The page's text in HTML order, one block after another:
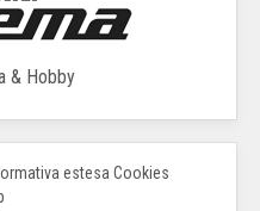
& Hobby
estesa Cookies